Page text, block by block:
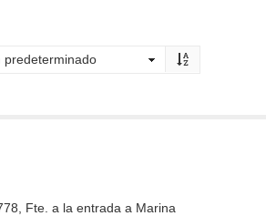
Fte. a la entrada a Marina